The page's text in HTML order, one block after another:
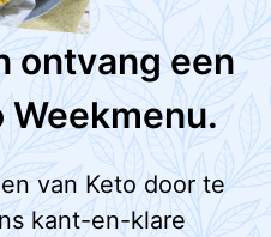
ontvang een
Weekmenu.
van Keto door te
kant-en-klare